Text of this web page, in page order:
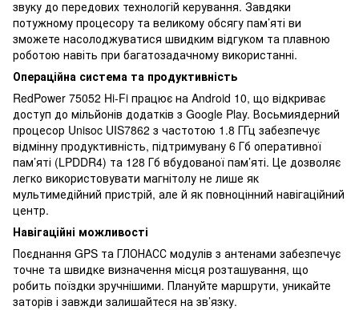
звуку до передових технологій керування. Завдяки
потужному процесору та великому обсягу пам’яті ви
зможете насолоджуватися швидким відгуком та плавною
роботою навіть при багатозадачному використанні.
Операційна система та продуктивність
RedPower 75052 Hi-Fi працює на Android 10, що відкриває
доступ до мільйонів додатків з Google Play. Восьмиядерний
процесор Unisoc UIS7862 з частотою 1.8 ГГц забезпечує
відмінну продуктивність, підтримувану 6 Гб оперативної
пам’яті (LPDDR4) та 128 Гб вбудованої пам’яті. Це дозволяє
легко використовувати магнітолу не лише як
мультимедійний пристрій, але й як повноцінний навігаційний
центр.
Навігаційні можливості
Поєднання GPS та ГЛОНАСС модулів з антенами забезпечує
точне та швидке визначення місця розташування, що
робить поїздки зручнішими. Плануйте маршрути, уникайте
заторів і завжди залишайтеся на зв’язку.